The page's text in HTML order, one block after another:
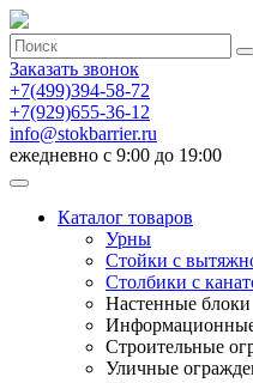
Заказать звонок
+7(499)394-58-72
+7(929)655-36-12
info@stokbarrier.ru
ежедневно с 9:00 до 19:00
Каталог товаров
Урны
Стойки с
Столбики с
Настенные блоки
Строительные
Уличные